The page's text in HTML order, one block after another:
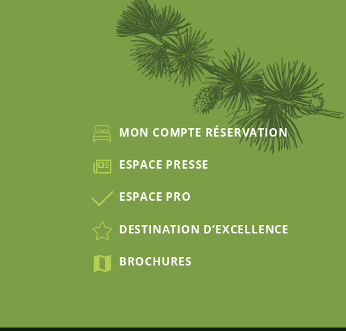
MON COMPTE RÉSERVATION
ESPACE PRESSE
ESPACE PRO
DESTINATION D’EXCELLENCE
BROCHURES